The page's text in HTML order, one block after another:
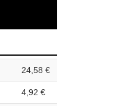
24,58 €
4,92 €